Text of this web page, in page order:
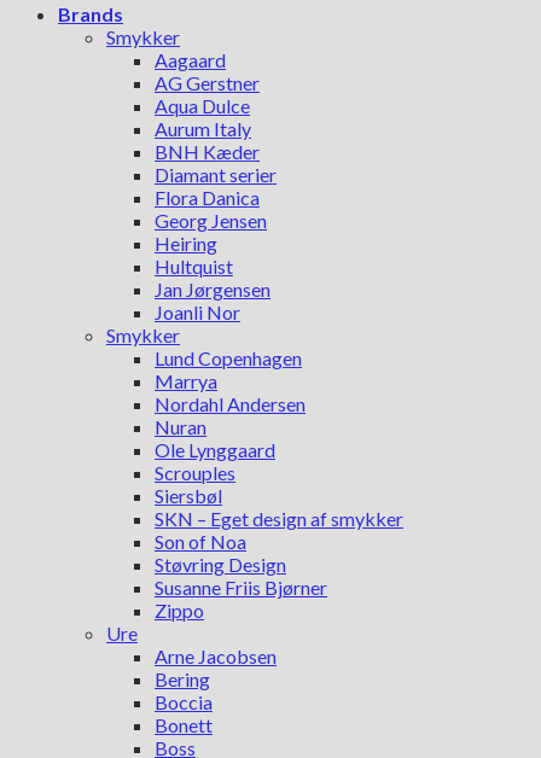
Brands
Smykker
Aagaard
AG Gerstner
Aqua Dulce
Aurum Italy
BNH Kæder
Diamant serier
Flora Danica
Georg Jensen
Heiring
Hultquist
Jan Jørgensen
Joanli Nor
Smykker
Lund Copenhagen
Marrya
Nordahl Andersen
Nuran
Ole Lynggaard
Scrouples
Siersbøl
SKN – Eget design af smykker
Son of Noa
Støvring Design
Susanne Friis Bjørner
Zippo
Ure
Arne Jacobsen
Bering
Boccia
Bonett
Boss